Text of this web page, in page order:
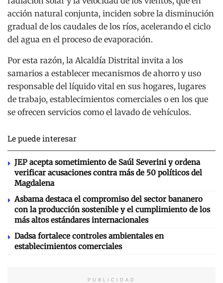
acción natural conjunta, inciden sobre la disminución
gradual de los caudales de los ríos, acelerando el ciclo
del agua en el proceso de evaporación.
Por esta razón, la Alcaldía Distrital invita a los
samarios a establecer mecanismos de ahorro y uso
responsable del líquido vital en sus hogares, lugares
de trabajo, establecimientos comerciales o en los que
se ofrecen servicios como el lavado de vehículos.
Le puede interesar
JEP acepta sometimiento de Saúl Severini y ordena
verificar acusaciones contra más de 50 políticos del
Magdalena
Asbama destaca el compromiso del sector bananero
con la producción sostenible y el cumplimiento de los
más altos estándares internacionales
Dadsa fortalece controles ambientales en
establecimientos comerciales
PUBLICIDAD